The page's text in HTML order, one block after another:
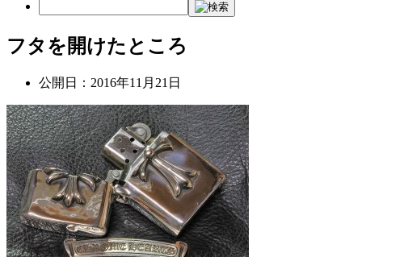
フタを開けたところ
公開日： 2016年11月21日